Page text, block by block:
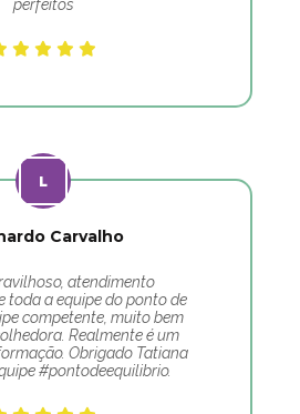
perfeitos
Carvalho
atendimento
toda a equipe do ponto de
competente, muito bem
Realmente é um
Obrigado Tatiana
#pontodeequilibrio.